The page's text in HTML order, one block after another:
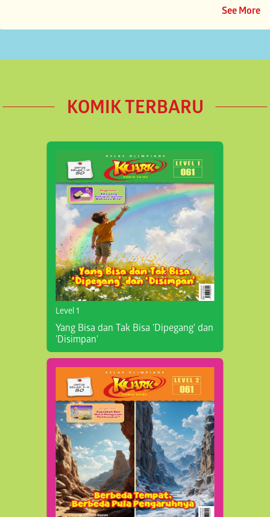
See More
KOMIK TERBARU
Level 1
Yang Bisa dan Tak Bisa 'Dipegang' dan
'Disimpan'